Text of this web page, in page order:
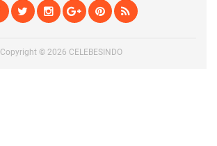
Copyright © 2026 CELEBESINDO